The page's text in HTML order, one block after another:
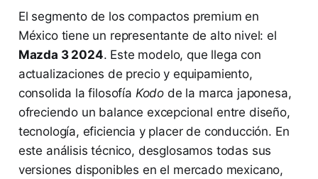
El segmento de los compactos premium en
México tiene un representante de alto nivel: el
Mazda 3 2024. Este modelo, que llega con
actualizaciones de precio y equipamiento,
consolida la filosofía Kodo de la marca japonesa,
ofreciendo un balance excepcional entre diseño,
tecnología, eficiencia y placer de conducción. En
este análisis técnico, desglosamos todas sus
versiones disponibles en el mercado mexicano,